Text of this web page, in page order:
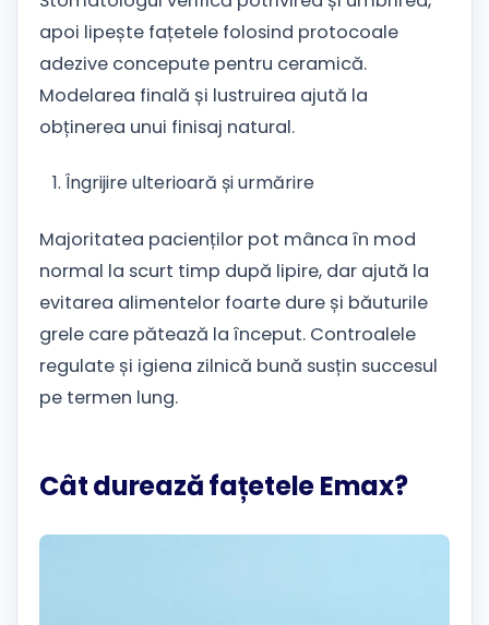
apoi lipește fațetele folosind protocoale
adezive concepute pentru ceramică.
Modelarea finală și lustruirea ajută la
obținerea unui finisaj natural.
Îngrijire ulterioară și urmărire
Majoritatea pacienților pot mânca în mod
normal la scurt timp după lipire, dar ajută la
evitarea alimentelor foarte dure și băuturile
grele care pătează la început. Controalele
regulate și igiena zilnică bună susțin succesul
pe termen lung.
Cât durează fațetele Emax?